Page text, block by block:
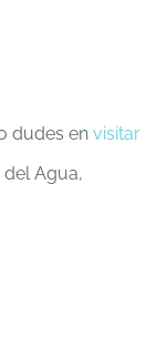
dudes en visitar
Agua,